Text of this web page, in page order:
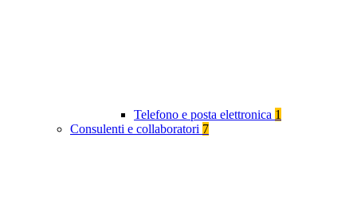
Telefono e posta elettronica 1
Consulenti e collaboratori 7